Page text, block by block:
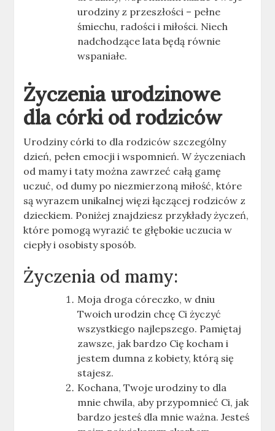
urodziny z przeszłości – pełne
śmiechu, radości i miłości. Niech
nadchodzące lata będą równie
wspaniałe.
Życzenia urodzinowe
dla córki od rodziców
Urodziny córki to dla rodziców szczególny
dzień, pełen emocji i wspomnień. W życzeniach
od mamy i taty można zawrzeć całą gamę
uczuć, od dumy po niezmierzoną miłość, które
są wyrazem unikalnej więzi łączącej rodziców z
dzieckiem. Poniżej znajdziesz przykłady życzeń,
które pomogą wyrazić te głębokie uczucia w
ciepły i osobisty sposób.
Życzenia od mamy:
Moja droga córeczko, w dniu
Twoich urodzin chcę Ci życzyć
wszystkiego najlepszego. Pamiętaj
zawsze, jak bardzo Cię kocham i
jestem dumna z kobiety, którą się
stajesz.
Kochana, Twoje urodziny to dla
mnie chwila, aby przypomnieć Ci, jak
bardzo jesteś dla mnie ważna. Jesteś